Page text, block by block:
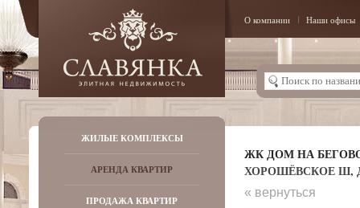
О компании Наши офисы
ЖИЛЫЕ КОМПЛЕКСЫ
АРЕНДА КВАРТИР
ПРОДАЖА КВАРТИР
ЖК ДОМ НА
ХОРОШЁВСКОЕ Ш,
« вернуться